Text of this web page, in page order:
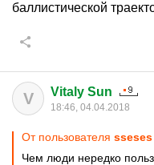
баллистической
V Vitaly Sun
18:46, 04.04.2018
От пользователя sseses
Чем люди нередко